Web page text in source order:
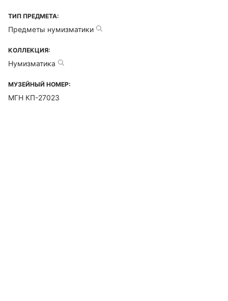
ТИП ПРЕДМЕТА:
Предметы нумизматики
КОЛЛЕКЦИЯ:
Нумизматика
МУЗЕЙНЫЙ НОМЕР:
МГН КП-27023